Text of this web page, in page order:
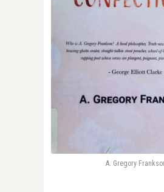
A. Gregory